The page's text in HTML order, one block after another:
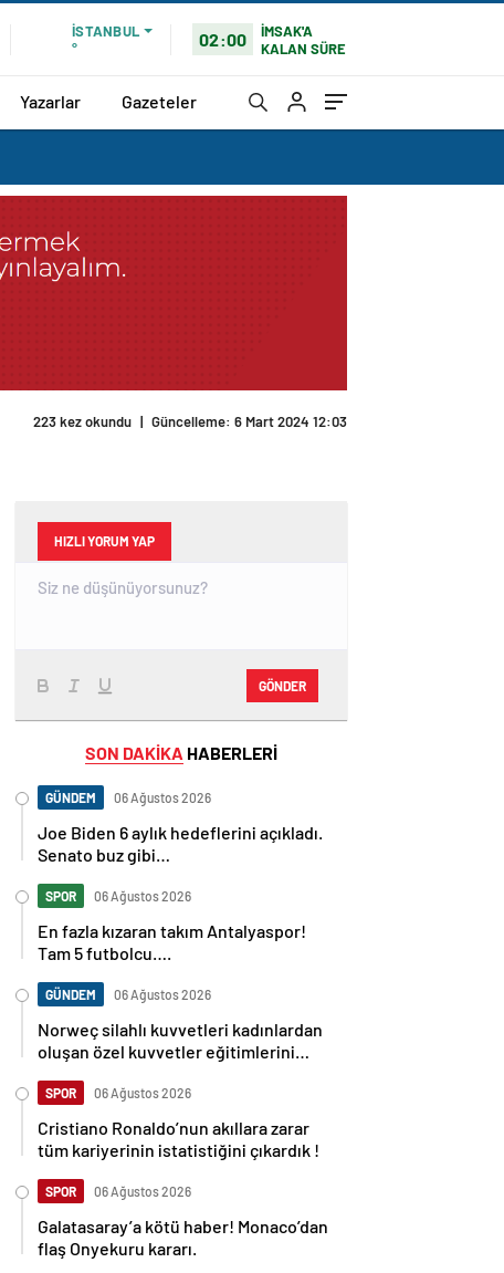
İSTANBUL
°
02:00
İMSAK'A
KALAN SÜRE
Yazarlar Gazeteler
223 kez okundu | Güncelleme: 6 Mart 2024 12:03
HIZLI YORUM YAP
GÖNDER
SON DAKİKA HABERLERİ
GÜNDEM 06 Ağustos 2026
Joe Biden 6 aylık hedeflerini açıkladı.
Senato buz gibi…
SPOR 06 Ağustos 2026
En fazla kızaran takım Antalyaspor!
Tam 5 futbolcu….
GÜNDEM 06 Ağustos 2026
Norweç silahlı kuvvetleri kadınlardan
oluşan özel kuvvetler eğitimlerini
SPOR 06 Ağustos 2026
Cristiano Ronaldo’nun akıllara zarar
tüm kariyerinin istatistiğini çıkardık !
SPOR 06 Ağustos 2026
Galatasaray’a kötü haber! Monaco’dan
flaş Onyekuru kararı.